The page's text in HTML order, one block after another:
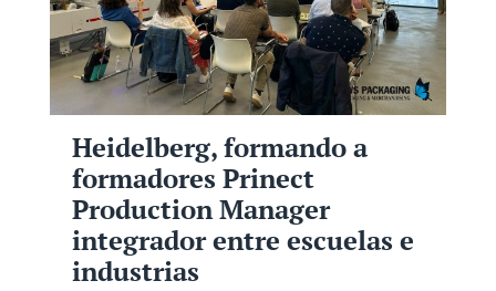
Heidelberg, formando a
formadores Prinect
Production Manager
integrador entre escuelas e
industrias